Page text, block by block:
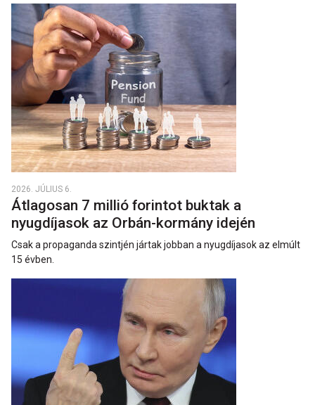
2026. JÚLIUS 6.
Átlagosan 7 millió forintot buktak a
nyugdíjasok az Orbán-kormány idején
Csak a propaganda szintjén jártak jobban a nyugdíjasok az elmúlt
15 évben.